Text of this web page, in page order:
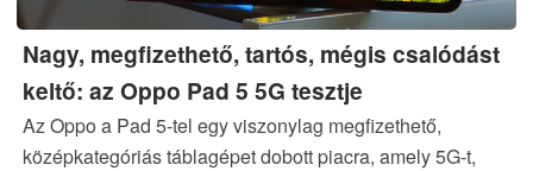
Nagy, megfizethető, tartós, mégis csalódást
keltő: az Oppo Pad 5 5G tesztje
Az Oppo a Pad 5-tel egy viszonylag megfizethető,
középkategóriás táblagépet dobott piacra, amely 5G-t,